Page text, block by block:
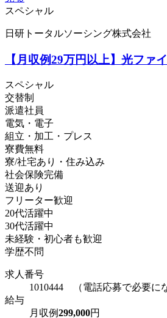
スペシャル
日研トータルソーシング株式会社
【月収例29万円以上】光ファ
スペシャル
交替制
派遣社員
電気・電子
組立・加工・プレス
寮費無料
寮/社宅あり・住み込み
社会保険完備
送迎あり
フリーター歓迎
20代活躍中
30代活躍中
未経験・初心者も歓迎
学歴不問
求人番号
1010444 （電話応募で必要に
給与
月収例299,000円